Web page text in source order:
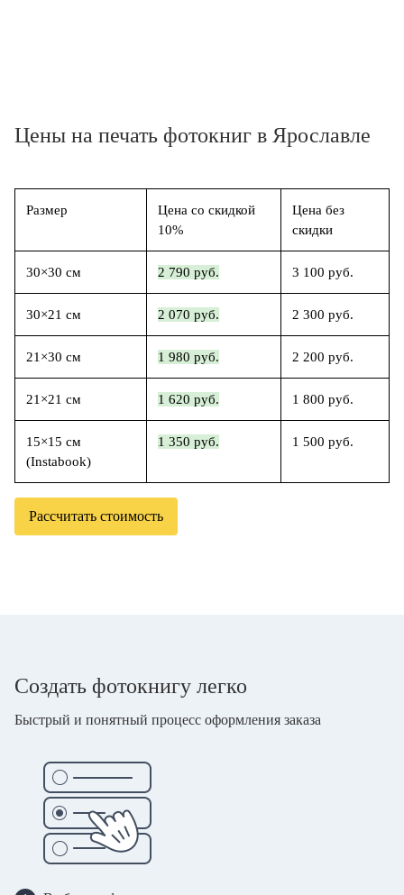
Цены на печать фотокниг в Ярославле
Размер
Цена со скидкой
10%
Цена без
скидки
30×30 см 2 790 руб. 3 100 руб.
30×21 см 2 070 руб. 2 300 руб.
21×30 см 1 980 руб. 2 200 руб.
21×21 см 1 620 руб. 1 800 руб.
15×15 см
(Instabook)
1 350 руб. 1 500 руб.
Рассчитать стоимость
Создать фотокнигу легко
Быстрый и понятный процесс оформления заказа